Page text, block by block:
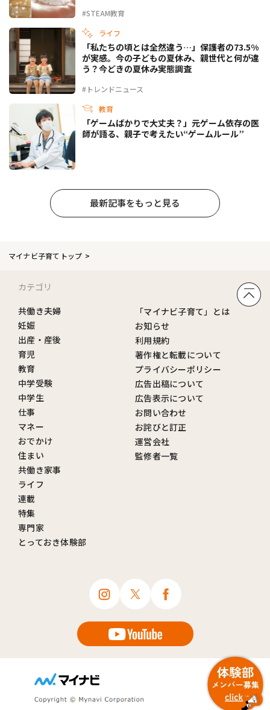
#STEAM教育
ライフ
#トレンドニュース
「私たちの頃とは全然違う…」保護者の73.5%
が実感。今の子どもの夏休み、親世代と何が違
う？今どきの夏休み実態調査
教育
「ゲームばかりで大丈夫？」元ゲーム依存の医
師が語る、親子で考えたい“ゲームルール”
最新記事をもっと見る
マイナビ子育てトップ
カテゴリ
共働き夫婦
妊娠
出産・産後
育児
教育
中学受験
中学生
仕事
マネー
おでかけ
住まい
共働き家事
ライフ
連載
特集
専門家
とっておき体験部
「マイナビ子育て」とは
お知らせ
利用規約
著作権と転載について
プライバシーポリシー
広告出稿について
広告表示について
お問い合わせ
お詫びと訂正
運営会社
監修者一覧